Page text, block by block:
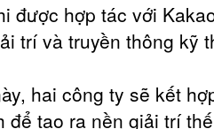
được hợp tác với
trí và truyền thông kỹ
hai công ty sẽ kết
để tạo ra nền giải trí